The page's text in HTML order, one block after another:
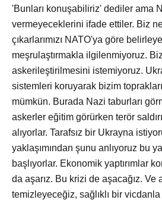
'Bunları konuşabiliriz' dediler ama
vermeyeceklerini ifade ettiler. Biz
çıkarlarımızı NATO'ya göre
meşrulaştırmakla ilgilenmiyoruz.
askerileştirilmesini istemiyoruz.
sistemleri koruyarak bizim
mümkün. Burada Nazi taburları
askerler eğitim görürken terör
alıyorlar. Tarafsız bir Ukrayna
yaklaşımından şunu anlıyoruz bu
başlıyorlar. Ekonomik yaptırımlar
da aşarız. Bu krizi de aşacağız. Ve
temizleyeceğiz, sağlıklı bir vicdanla